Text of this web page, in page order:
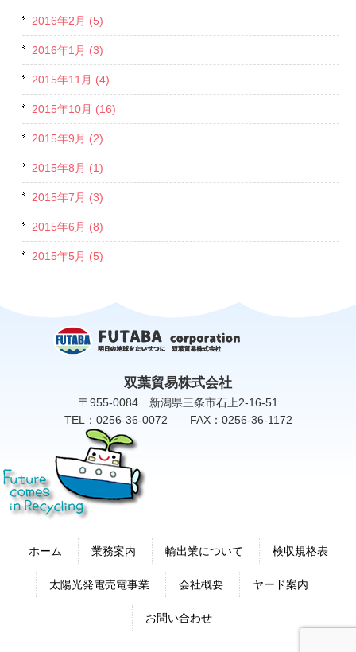
2016年2月 (5)
2016年1月 (3)
2015年11月 (4)
2015年10月 (16)
2015年9月 (2)
2015年8月 (1)
2015年7月 (3)
2015年6月 (8)
2015年5月 (5)
双葉貿易株式会社
〒955-0084 新潟県三条市石上2-16-51
TEL：0256-36-0072 FAX：0256-36-1172
ホーム 業務案内 輸出業について 検収規格表
太陽光発電売電事業 会社概要 ヤード案内
お問い合わせ